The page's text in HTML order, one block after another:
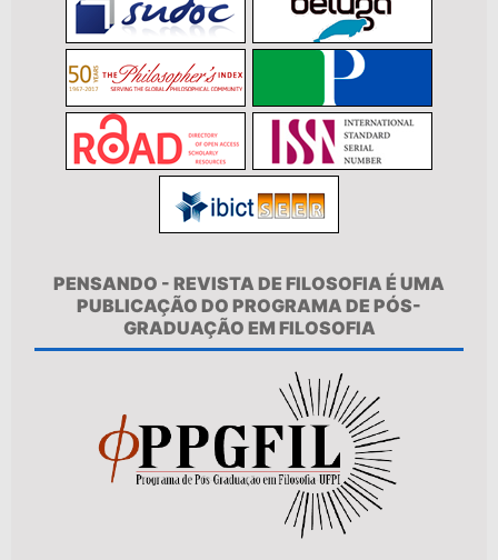
PENSANDO - REVISTA DE FILOSOFIA É UMA
PUBLICAÇÃO DO PROGRAMA DE PÓS-
GRADUAÇÃO EM FILOSOFIA